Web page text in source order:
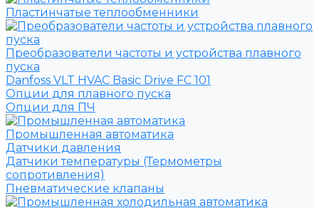
Пластинчатые теплообменники
Преобразователи частоты и устройства плавного
пуска
Danfoss VLT HVAC Basic Drive FC 101
Опции для плавного пуска
Опции для ПЧ
Промышленная автоматика
Датчики давления
Датчики температуры (Термометры
сопротивления)
Пневматические клапаны